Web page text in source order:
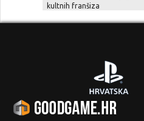
kultnih franšiza